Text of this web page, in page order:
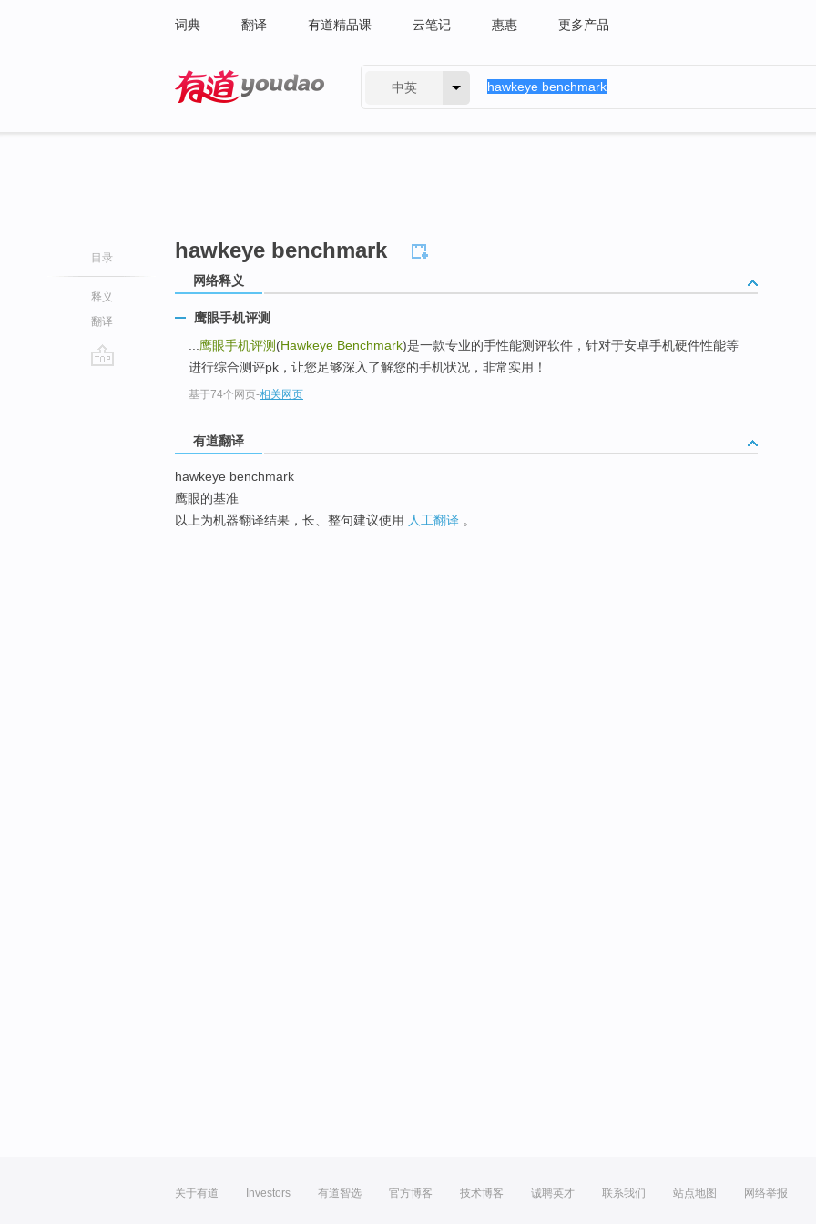
词典 翻译 有道精品课 云笔记 惠惠 更多产品
中英
目录
释义
翻译
hawkeye benchmark
网络释义
鹰眼手机评测
鹰眼手机评测 (Hawkeye Benchmark)是一款专业的手性能测评软件，针对于安卓手机硬件性能等
进行综合测评pk，让您足够深入了解您的手机状况，非常实用！
基于74个网页-相关网页
有道翻译
hawkeye benchmark
鹰眼的基准
以上为机器翻译结果，长、整句建议使用 人工翻译 。
关于有道 Investors 有道智选 官方博客 技术博客 诚聘英才 联系我们 站点地图 网络举报